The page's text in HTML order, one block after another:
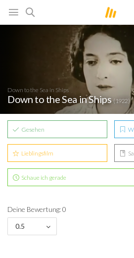
Down to the Sea in Ships
Down to the Sea in Ships(1922)
Gesehen
Lieblingsfilm
Schaue ich gerade
Deine Bewertung: 0
0.5